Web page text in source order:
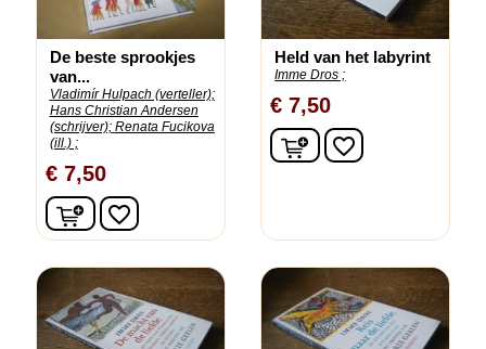
De beste sprookjes
van...
Vladimír Hulpach (verteller);
Hans Christian Andersen
(schrijver); Renata Fucikova
(ill.) ;
€ 7,50
In winkelwagen
favorite_border
Held van het labyrint
Imme Dros ;
€ 7,50
In winkelwagen
favorite_border